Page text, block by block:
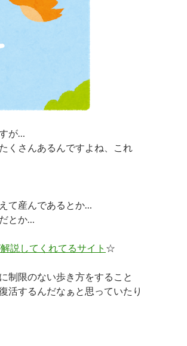
が…
くさんあるんですよね、これ
て産んであるとか…
とか…
説してくれてるサイト ☆
制限のない歩き方をすること
活するんだなぁと思っていたり
を復活させる方法（追記あり）